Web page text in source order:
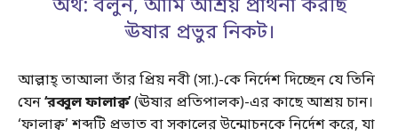
অর্থ: বলুন, আমি আশ্রয় প্রার্থনা করছি
ঊষার প্রভুর নিকট।
আল্লাহ্ তাআলা তাঁর প্রিয় নবী (সা.)-কে নির্দেশ দিচ্ছেন যে তিনি
যেন‘রব্বুল ফালাক্ব’(ঊষার প্রতিপালক)-এর কাছে আশ্রয় চান।
‘ফালাক্ব’ শব্দটি প্রভাত বা সকালের উন্মোচনকে নির্দেশ করে, যা